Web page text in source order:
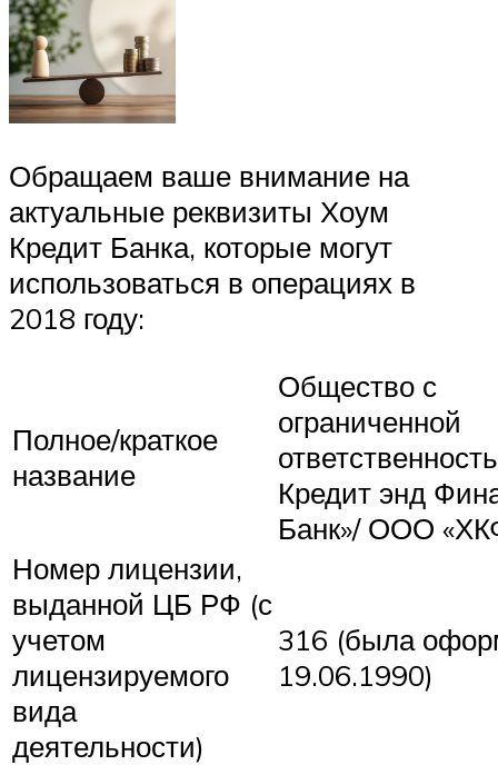
Обращаем ваше внимание на
актуальные реквизиты Хоум
Кредит Банка, которые могут
использоваться в операциях в
2018 году:
Полное/краткое
название
Общество с
ограниченной
Кредит энд
Банк»/ ООО
Номер лицензии,
выданной ЦБ РФ (с
учетом
лицензируемого
вида
деятельности)
316 (была
19.06.1990)